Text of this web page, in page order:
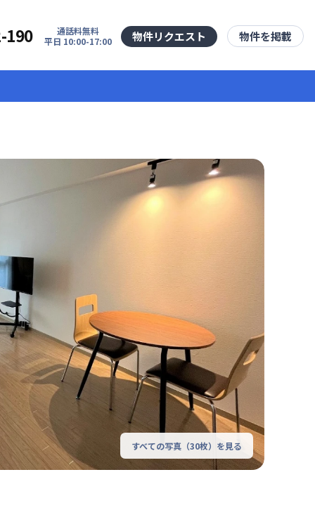
190
通話料無料
平日 10:00-17:00
物件リクエスト 物件を掲載
すべての写真（30枚）を見る